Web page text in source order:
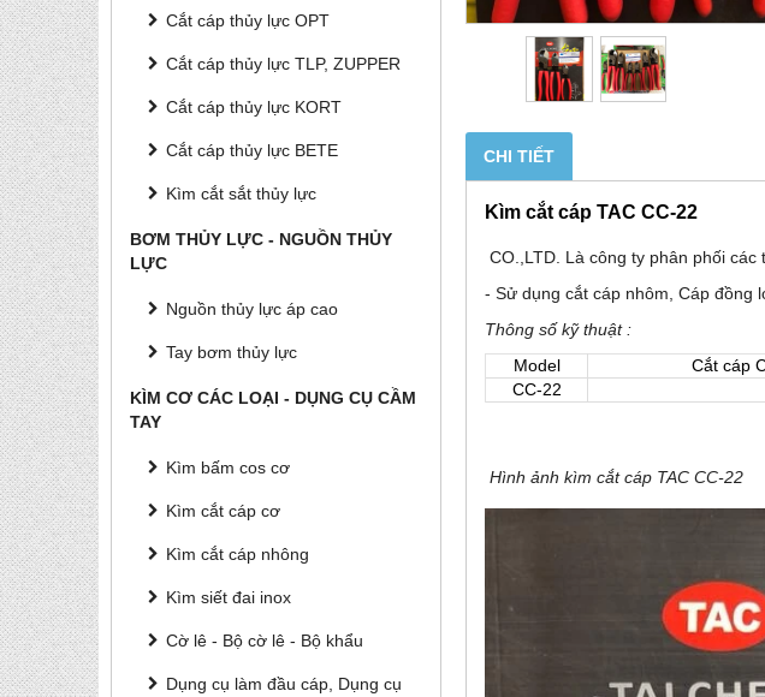
Cắt cáp thủy lực OPT
Cắt cáp thủy lực TLP, ZUPPER
Cắt cáp thủy lực KORT
Cắt cáp thủy lực BETE
Kìm cắt sắt thủy lực
BƠM THỦY LỰC - NGUỒN THỦY
LỰC
Nguồn thủy lực áp cao
Tay bơm thủy lực
KÌM CƠ CÁC LOẠI - DỤNG CỤ CẦM
TAY
Kìm bấm cos cơ
Kìm cắt cáp cơ
Kìm cắt cáp nhông
Kìm siết đai inox
Cờ lê - Bộ cờ lê - Bộ khẩu
Dụng cụ làm đầu cáp, Dụng cụ
CHI TIẾT
Kìm cắt cáp TAC CC-22
CO.,LTD. Là công ty phân phối các
- Sử dụng cắt cáp nhôm, Cáp đồng
Thông số kỹ thuật :
Model
Cắt cáp
CC-22
Hình ảnh kìm cắt cáp TAC CC-22